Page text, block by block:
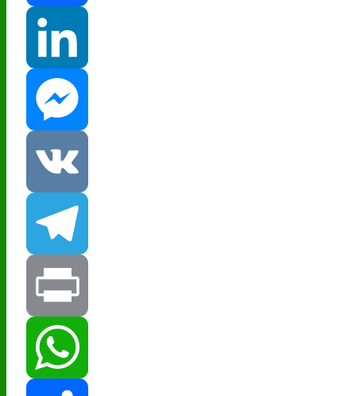
Facebook
LinkedIn
Messenger
VK
Telegram
Print